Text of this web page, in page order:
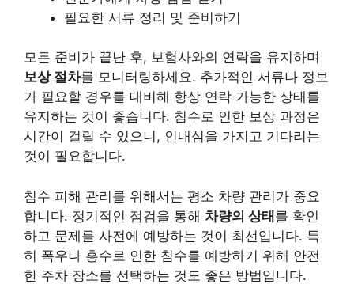
필요한 서류 정리 및 준비하기
모든 준비가 끝난 후, 보험사와의 연락을 유지하며
보상 절차를 모니터링하세요. 추가적인 서류나 정보
가 필요할 경우를 대비해 항상 연락 가능한 상태를
유지하는 것이 좋습니다. 침수로 인한 보상 과정은
시간이 걸릴 수 있으니, 인내심을 가지고 기다리는
것이 필요합니다.
침수 피해 관리를 위해서는 평소 차량 관리가 중요
합니다. 정기적인 점검을 통해 차량의 상태를 확인
하고 문제를 사전에 예방하는 것이 최선입니다. 특
히 폭우나 홍수로 인한 침수를 예방하기 위해 안전
한 주차 장소를 선택하는 것도 좋은 방법입니다.